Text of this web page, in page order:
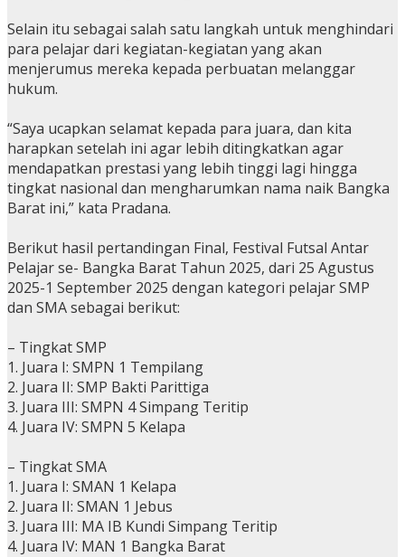
Selain itu sebagai salah satu langkah untuk menghindari
para pelajar dari kegiatan-kegiatan yang akan
menjerumus mereka kepada perbuatan melanggar
hukum.
“Saya ucapkan selamat kepada para juara, dan kita
harapkan setelah ini agar lebih ditingkatkan agar
mendapatkan prestasi yang lebih tinggi lagi hingga
tingkat nasional dan mengharumkan nama naik Bangka
Barat ini,” kata Pradana.
Berikut hasil pertandingan Final, Festival Futsal Antar
Pelajar se- Bangka Barat Tahun 2025, dari 25 Agustus
2025-1 September 2025 dengan kategori pelajar SMP
dan SMA sebagai berikut:
– Tingkat SMP
1. Juara I: SMPN 1 Tempilang
2. Juara II: SMP Bakti Parittiga
3. Juara III: SMPN 4 Simpang Teritip
4. Juara IV: SMPN 5 Kelapa
– Tingkat SMA
1. Juara I: SMAN 1 Kelapa
2. Juara II: SMAN 1 Jebus
3. Juara III: MA IB Kundi Simpang Teritip
4. Juara IV: MAN 1 Bangka Barat